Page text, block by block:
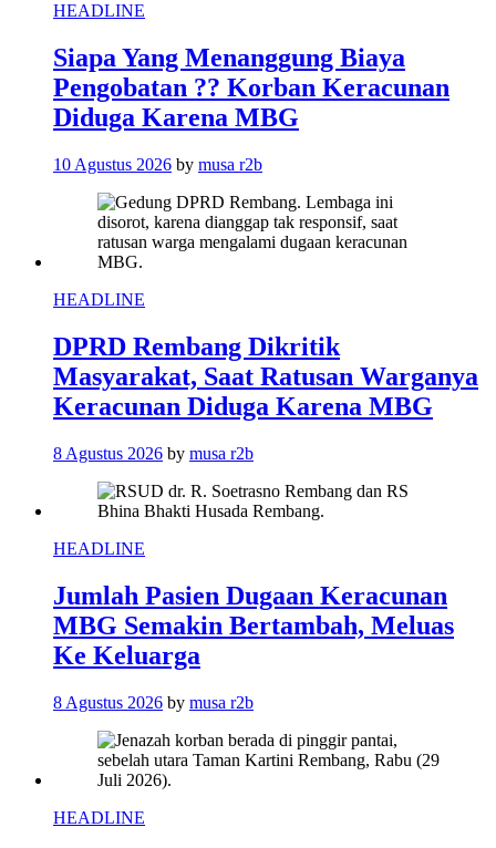
HEADLINE
Siapa Yang Menanggung Biaya
Pengobatan ?? Korban Keracunan
Diduga Karena MBG
10 Agustus 2026 by musa r2b
HEADLINE
DPRD Rembang Dikritik
Masyarakat, Saat Ratusan Warganya
Keracunan Diduga Karena MBG
8 Agustus 2026 by musa r2b
HEADLINE
Jumlah Pasien Dugaan Keracunan
MBG Semakin Bertambah, Meluas
Ke Keluarga
8 Agustus 2026 by musa r2b
HEADLINE